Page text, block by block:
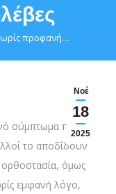
προφανή…
Νοέ
18
2025
σύμπτωμα που
το αποδίδουν
όμως
εμφανή λόγο,